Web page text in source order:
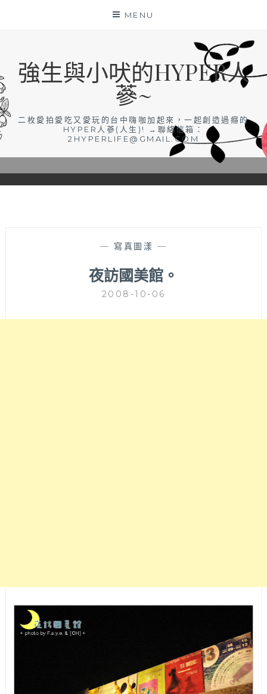
MENU
強生與小吠的HYPER人
蔘~
二枚愛拍愛吃又愛玩的台中嗨咖加起來，一起創造過癮的
HYPER人蔘(人生)! →聯絡信箱：
2HYPERLIFE@GMAIL.COM
— 寫真圖漾 —
夜訪國美館。
2008-10-06